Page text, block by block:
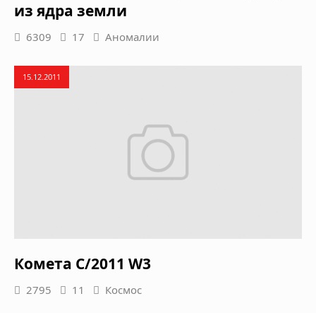
из ядра земли
6309 17 Аномалии
15.12.2011
Комета C/2011 W3
2795 11 Космос